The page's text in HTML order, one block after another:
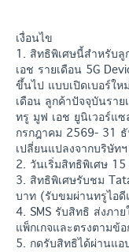
เงื่อนไข
1. สิทธิพิเศษนี้สำหรับลู
เอช รายเดือน 5G
ขึ้นไป แบบเปิดเบอร์ให
เดือน ลูกค้าปัจจุบันรา
ทรู มูฟ เอช ยูนิเวอร์แ
กรกฎาคม 2569- 31
เปลี่ยนแปลงจากบริษัทฯ
2. วันเริ่มสิทธิพิเศษ
3. สิทธิพิเศษรับชม
บาท (รับขมผ่านทรูไอ
4. SMS รับสิทธิ ส่งภา
แพ็กเกจและตรงตามข้
5. กดรับสิทธิได้ผ่านแ